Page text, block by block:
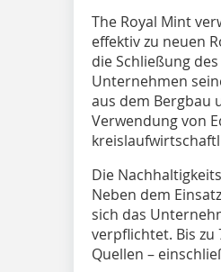
The Royal Mint
effektiv zu neuen
die Schließung
Unternehmen
aus dem Bergbau
Verwendung von
Die
Neben dem
sich das
verpflichtet. Bis
Quellen –